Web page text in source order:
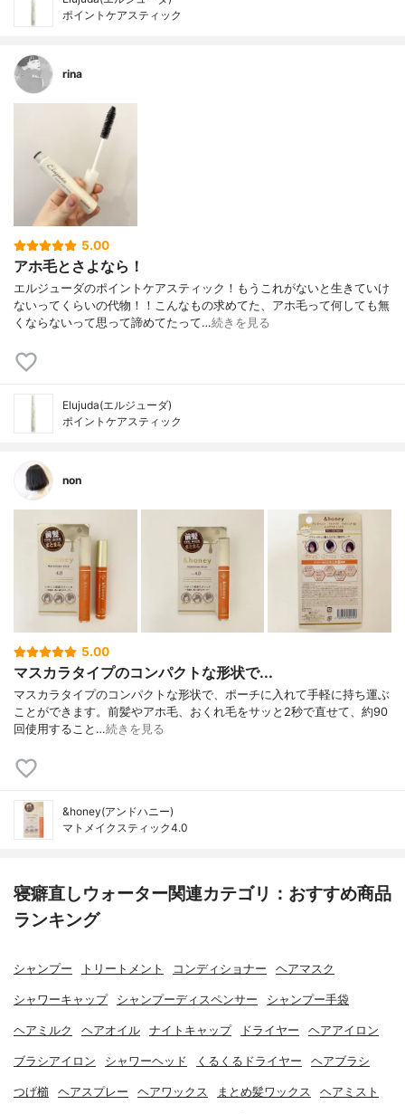
ポイントケアスティック
rina
5.00
アホ毛とさよなら！
エルジューダのポイントケアスティック！もうこれがないと生きていけ
ないってくらいの代物！！こんなもの求めてた、アホ毛って何しても無
くならないって思って諦めてたって…続きを見る
Elujuda(エルジューダ)
ポイントケアスティック
non
5.00
マスカラタイプのコンパクトな形状で...
マスカラタイプのコンパクトな形状で、ポーチに入れて手軽に持ち運ぶ
ことができます。前髪やアホ毛、おくれ毛をサッと2秒で直せて、約90
回使用すること…続きを見る
&honey(アンドハニー)
マトメイクスティック4.0
寝癖直しウォーター関連カテゴリ：おすすめ商品
ランキング
シャンプー トリートメント コンディショナー ヘアマスク
シャワーキャップ シャンプーディスペンサー シャンプー手袋
ヘアミルク ヘアオイル ナイトキャップ ドライヤー ヘアアイロン
ブラシアイロン シャワーヘッド くるくるドライヤー ヘアブラシ
つげ櫛 ヘアスプレー ヘアワックス まとめ髪ワックス ヘアミスト